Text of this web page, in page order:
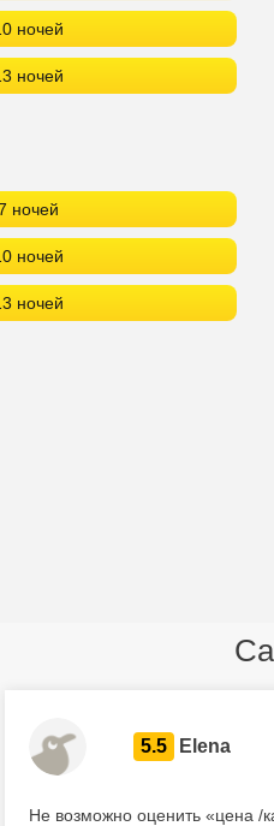
ночей
ночей
ночей
ночей
ночей
5.5 Elena
Не возможно оценить «цена /